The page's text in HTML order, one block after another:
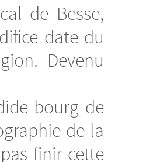
de Besse,
date du
Devenu
bourg de
de la
finir cette